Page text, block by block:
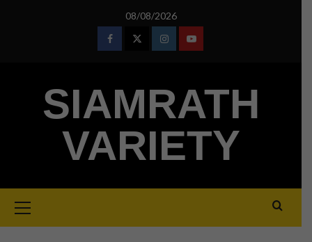
08/08/2026
FacebookTwitterInstagramYoutube
SIAMRATH
VARIETY
Menu